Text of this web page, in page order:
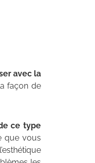
avec la
façon de
ce type
que vous